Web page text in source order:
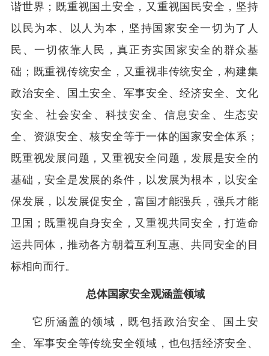
谐世界；既重视国土安全，又重视国民安全，坚持
以民为本、以人为本，坚持国家安全一切为了人
民、一切依靠人民，真正夯实国家安全的群众基
础；既重视传统安全，又重视非传统安全，构建集
政治安全、国土安全、军事安全、经济安全、文化
安全、社会安全、科技安全、信息安全、生态安
全、资源安全、核安全等于一体的国家安全体系；
既重视发展问题，又重视安全问题，发展是安全的
基础，安全是发展的条件，以发展为根本，以安全
保发展，以发展促安全，富国才能强兵，强兵才能
卫国；既重视自身安全，又重视共同安全，打造命
运共同体，推动各方朝着互利互惠、共同安全的目
标相向而行。
总体国家安全观涵盖领域
它所涵盖的领域，既包括政治安全、国土安
全、军事安全等传统安全领域，也包括经济安全、